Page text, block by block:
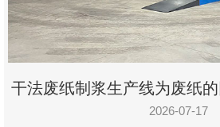
干法废纸制浆生产线为废纸
保障
2026-07-17